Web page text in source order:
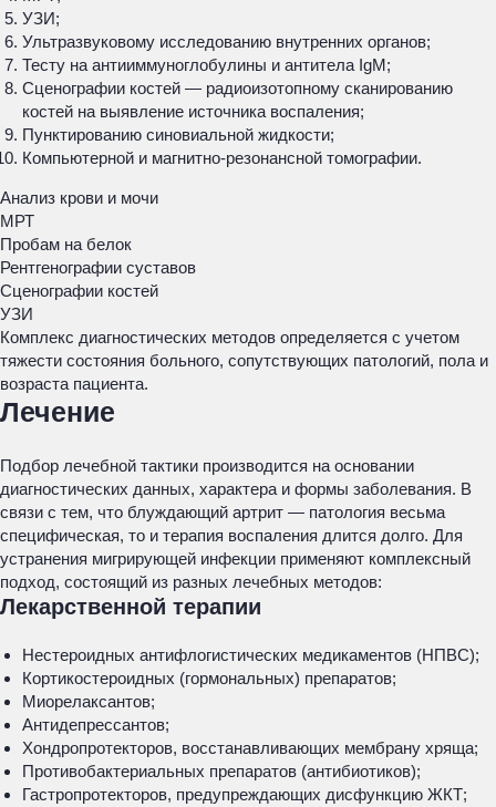
УЗИ;
Ультразвуковому исследованию внутренних органов;
Тесту на антииммуноглобулины и антитела IgM;
Сценографии костей — радиоизотопному сканированию
костей на выявление источника воспаления;
Пунктированию синовиальной жидкости;
Компьютерной и магнитно-резонансной томографии.
Анализ крови и мочи
МРТ
Пробам на белок
Рентгенографии суставов
Сценографии костей
УЗИ
Комплекс диагностических методов определяется с учетом
тяжести состояния больного, сопутствующих патологий, пола и
возраста пациента.
Лечение
Подбор лечебной тактики производится на основании
диагностических данных, характера и формы заболевания. В
связи с тем, что блуждающий артрит — патология весьма
специфическая, то и терапия воспаления длится долго. Для
устранения мигрирующей инфекции применяют комплексный
подход, состоящий из разных лечебных методов:
Лекарственной терапии
Нестероидных антифлогистических медикаментов (НПВС);
Кортикостероидных (гормональных) препаратов;
Миорелаксантов;
Антидепрессантов;
Хондропротекторов, восстанавливающих мембрану хряща;
Противобактериальных препаратов (антибиотиков);
Гастропротекторов, предупреждающих дисфункцию ЖКТ;